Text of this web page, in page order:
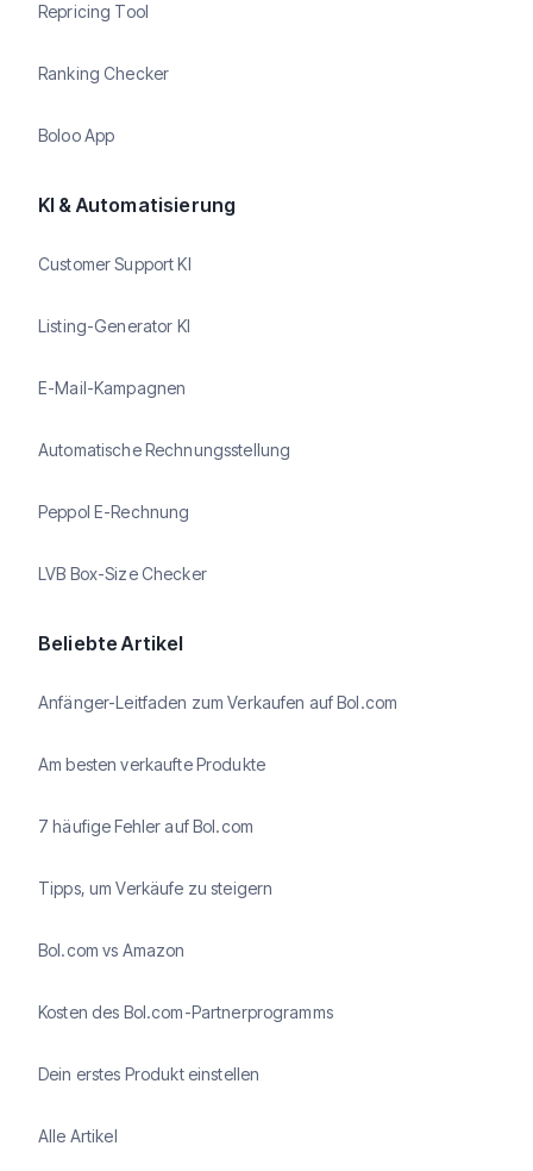
Repricing Tool
Ranking Checker
Boloo App
KI & Automatisierung
Customer Support KI
Listing-Generator KI
E-Mail-Kampagnen
Automatische Rechnungsstellung
Peppol E-Rechnung
LVB Box-Size Checker
Beliebte Artikel
Anfänger-Leitfaden zum Verkaufen auf Bol.com
Am besten verkaufte Produkte
7 häufige Fehler auf Bol.com
Tipps, um Verkäufe zu steigern
Bol.com vs Amazon
Kosten des Bol.com-Partnerprogramms
Dein erstes Produkt einstellen
Alle Artikel